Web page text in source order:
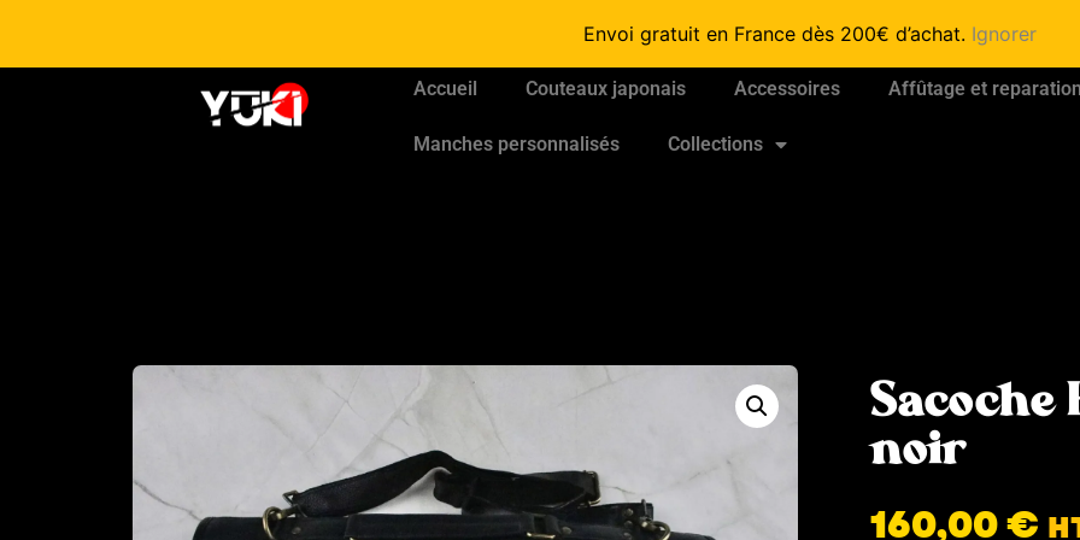
Envoi gratuit en France dès 200€ d’achat. Ignorer
Accueil Couteaux japonais Accessoires Affûtage et reparation
Manches personnalisés Collections
Sacoche
noir
160,00€